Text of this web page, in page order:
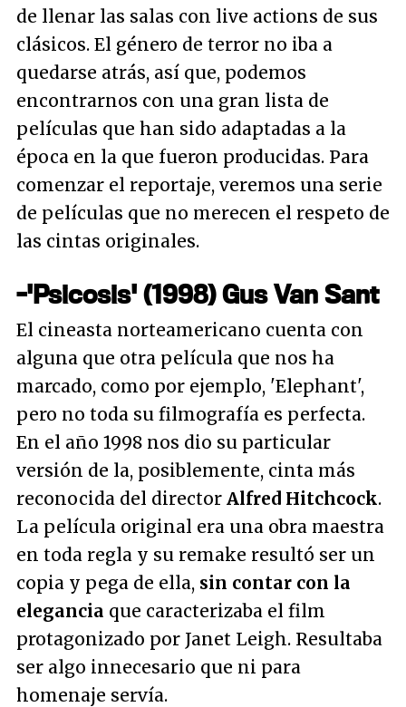
de llenar las salas con live actions de sus
clásicos. El género de terror no iba a
quedarse atrás, así que, podemos
encontrarnos con una gran lista de
películas que han sido adaptadas a la
época en la que fueron producidas. Para
comenzar el reportaje, veremos una serie
de películas que no merecen el respeto de
las cintas originales.
-'Psicosis' (1998) Gus Van Sant
El cineasta norteamericano cuenta con
alguna que otra película que nos ha
marcado, como por ejemplo, 'Elephant',
pero no toda su filmografía es perfecta.
En el año 1998 nos dio su particular
versión de la, posiblemente, cinta más
reconocida del director Alfred Hitchcock.
La película original era una obra maestra
en toda regla y su remake resultó ser un
copia y pega de ella, sin contar con la
elegancia que caracterizaba el film
protagonizado por Janet Leigh. Resultaba
ser algo innecesario que ni para
homenaje servía.